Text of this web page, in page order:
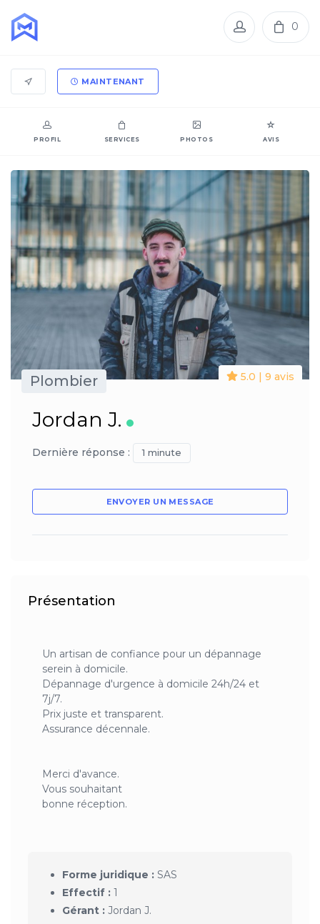
0
MAINTENANT
PROFIL SERVICES PHOTOS AVIS
5.0 | 9 avis
Plombier
Jordan J.
Dernière réponse : 1 minute
ENVOYER UN MESSAGE
Présentation
Un artisan de confiance pour un dépannage
serein à domicile.
Dépannage d'urgence à domicile 24h/24 et
7j/7.
Prix juste et transparent.
Assurance décennale.
Merci d'avance.
Vous souhaitant
bonne réception.
Forme juridique : SAS
Effectif : 1
Gérant : Jordan J.